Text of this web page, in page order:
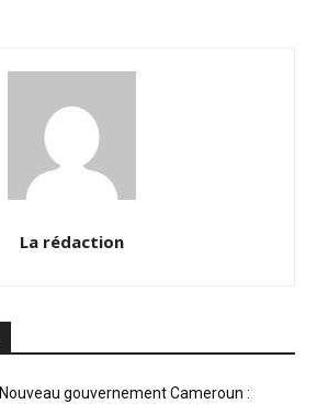
La rédaction
Nouveau gouvernement Cameroun :